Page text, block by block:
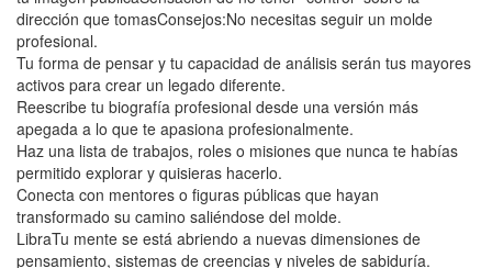
dirección que tomasConsejos:No necesitas seguir un molde
profesional.
Tu forma de pensar y tu capacidad de análisis serán tus mayores
activos para crear un legado diferente.
Reescribe tu biografía profesional desde una versión más
apegada a lo que te apasiona profesionalmente.
Haz una lista de trabajos, roles o misiones que nunca te habías
permitido explorar y quisieras hacerlo.
Conecta con mentores o figuras públicas que hayan
transformado su camino saliéndose del molde.
LibraTu mente se está abriendo a nuevas dimensiones de
pensamiento, sistemas de creencias y niveles de sabiduría.